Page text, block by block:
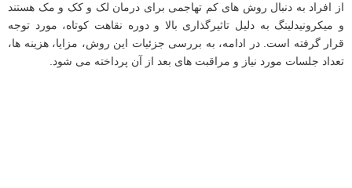
از افراد به دنبال روش های کم تهاجمی برای درمان لک و کک و مک هستند
و میکرونیدلینگ به دلیل تاثیرگذاری بالا و دوره نقاهت کوتاه، مورد توجه
قرار گرفته است. در ادامه، به بررسی جزئیات این روش، مزایا، هزینه ها،
تعداد جلسات مورد نیاز و مراقبت های بعد از آن پرداخته می شود.